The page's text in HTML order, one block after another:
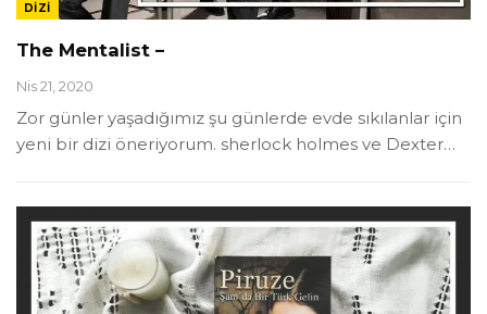
DIZI
The Mentalist –
Nis 21, 2020
Zor günler yaşadığımız şu günlerde evde sıkılanlar için
yeni bir dizi öneriyorum. sherlock holmes ve Dexter…